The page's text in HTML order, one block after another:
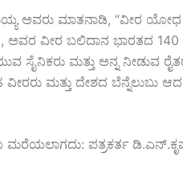
ಅವರು ಮಾತನಾಡಿ, “ವೀರ
ಅವರ ವೀರ ಬಲಿದಾನ ಭಾರತದ
ಮತ್ತು ಅನ್ನ ನೀಡುವ
ಮತ್ತು ದೇಶದ ಬೆನ್ನೆಲುಬು ಆದ
ಪತ್ರಕರ್ತ